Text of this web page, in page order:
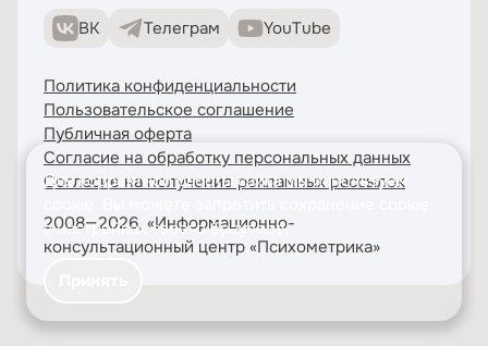
ВК
Телеграм YouTube
Политика конфиденциальности
Пользовательское соглашение
Публичная оферта
Согласие на обработку персональных данных
Согласие на получение рекламных рассылок
2008—2026, «Информационно-
консультационный центр «Психометрика»
Для корректной работы сайта мы используем
в настройках своего браузера.